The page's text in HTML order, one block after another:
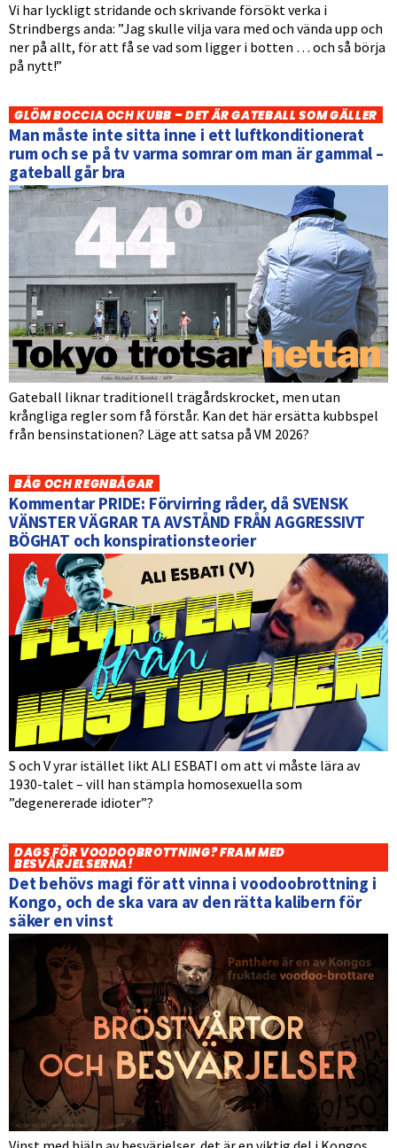
Vi har lyckligt stridande och skrivande försökt verka i
Strindbergs anda: ”Jag skulle vilja vara med och vända upp och
ner på allt, för att få se vad som ligger i botten … och så börja
på nytt!”
GLÖM BOCCIA OCH KUBB – DET ÄR GATEBALL SOM GÄLLER
Man måste inte sitta inne i ett luftkonditionerat
rum och se på tv varma somrar om man är gammal –
gateball går bra
Gateball liknar traditionell trägårdskrocket, men utan
krångliga regler som få förstår. Kan det här ersätta kubbspel
från bensinstationen? Läge att satsa på VM 2026?
BÅG OCH REGNBÅGAR
Kommentar PRIDE: Förvirring råder, då SVENSK
VÄNSTER VÄGRAR TA AVSTÅND FRÅN AGGRESSIVT
BÖGHAT och konspirationsteorier
S och V yrar istället likt ALI ESBATI om att vi måste lära av
1930-talet – vill han stämpla homosexuella som
”degenererade idioter”?
DAGS FÖR VOODOOBROTTNING? FRAM MED
BESVÄRJELSERNA!
Det behövs magi för att vinna i voodoobrottning i
Kongo, och de ska vara av den rätta kalibern för
säker en vinst